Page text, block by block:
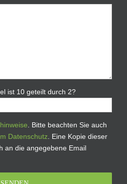
ist 10 geteilt durch 2?
. Bitte beachten Sie auch
Datenschutz . Eine Kopie dieser
an die angegebene Email